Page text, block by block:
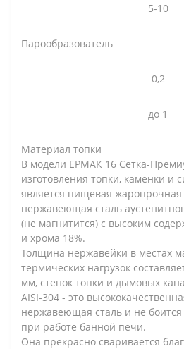
5-10
Парообразователь
0,2
до 1
Материал топки
В модели ЕРМАК 16 Сетка-
изготовления топки, каменки и
является пищевая жаропрочная
нержавеющая сталь
(не магнитится) с высоким
и хрома 18%.
Толщина нержавейки в местах
термических нагрузок
мм, стенок топки и дымовых
AISI-304 - это
нержавеющая сталь и не
при работе банной печи.
Она прекрасно сваривается